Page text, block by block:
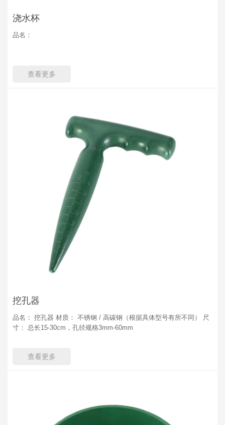
浇水杯
品名：
查看更多
挖孔器
品名： 挖孔器 材质： 不锈钢 / 高碳钢（根据具体型号有所不同） 尺
寸： 总长15-30cm，孔径规格3mm-60mm
查看更多